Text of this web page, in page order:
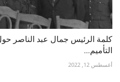
كلمة الرئيس جمال عبد الناصر
التأميم...
أغسطس 12, 2022